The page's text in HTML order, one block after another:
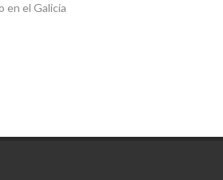
en el Galicia